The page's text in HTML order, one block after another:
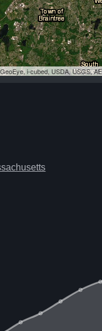
i-cubed, USDA, USGS,